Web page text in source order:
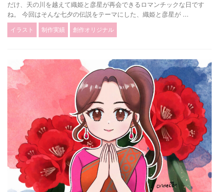
だけ、天の川を越えて織姫と彦星が再会できるロマンチックな日です
ね。 今回はそんな七夕の伝説をテーマにした、織姫と彦星が ...
イラスト 制作実績 創作オリジナル